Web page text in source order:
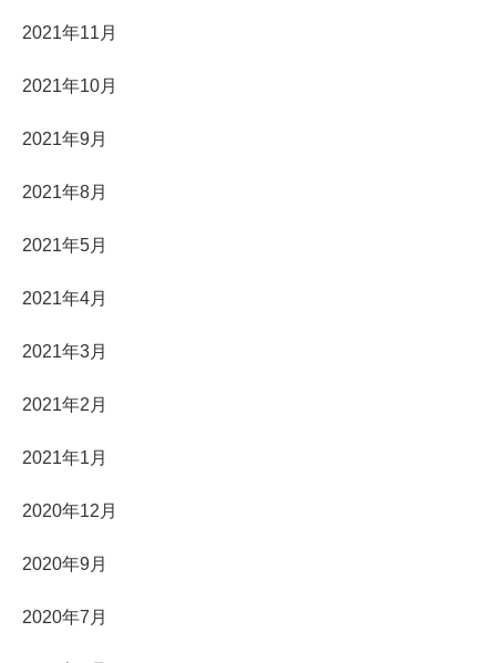
2021年11月
2021年10月
2021年9月
2021年8月
2021年5月
2021年4月
2021年3月
2021年2月
2021年1月
2020年12月
2020年9月
2020年7月